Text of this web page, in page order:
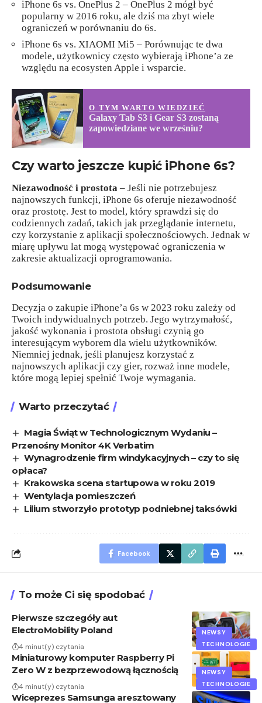
iPhone 6s vs. OnePlus 2 – OnePlus 2 mógł być
popularny w 2016 roku, ale dziś ma zbyt wiele
ograniczeń w porównaniu do 6s.
iPhone 6s vs. XIAOMI Mi5 – Porównując te dwa
modele, użytkownicy często wybierają iPhone’a ze
względu na ecosysten Apple i wsparcie.
O TYM WARTO WIEDZIEĆ
Galaxy Tab S3 i Gear S3 zostaną
zapowiedziane we wrześniu?
Czy warto jeszcze kupić iPhone 6s?
Niezawodność i prostota – Jeśli nie potrzebujesz
najnowszych funkcji, iPhone 6s oferuje niezawodność
oraz prostotę. Jest to model, który sprawdzi się do
codziennych zadań, takich jak przeglądanie internetu,
czy korzystanie z aplikacji społecznościowych. Jednak w
miarę upływu lat mogą występować ograniczenia w
zakresie aktualizacji oprogramowania.
Podsumowanie
Decyzja o zakupie iPhone’a 6s w 2023 roku zależy od
Twoich indywidualnych potrzeb. Jego wytrzymałość,
jakość wykonania i prostota obsługi czynią go
interesującym wyborem dla wielu użytkowników.
Niemniej jednak, jeśli planujesz korzystać z
najnowszych aplikacji czy gier, rozważ inne modele,
które mogą lepiej spełnić Twoje wymagania.
Warto przeczytać
Magia Świąt w Technologicznym Wydaniu –
Przenośny Monitor 4K Verbatim
Wynagrodzenie firm windykacyjnych – czy to się
opłaca?
Krakowska scena startupowa w roku 2019
Wentylacja pomieszczeń
Lilium stworzyło prototyp podniebnej taksówki
Facebook
To może Ci się spodobać
NEWSY
TECHNOLOGIE
Pierwsze szczegóły aut
ElectroMobility Poland
4 minut(y) czytania
NEWSY
TECHNOLOGIE
Miniaturowy komputer Raspberry Pi
Zero W z bezprzewodową łącznością
4 minut(y) czytania
Wiceprezes Samsunga aresztowany